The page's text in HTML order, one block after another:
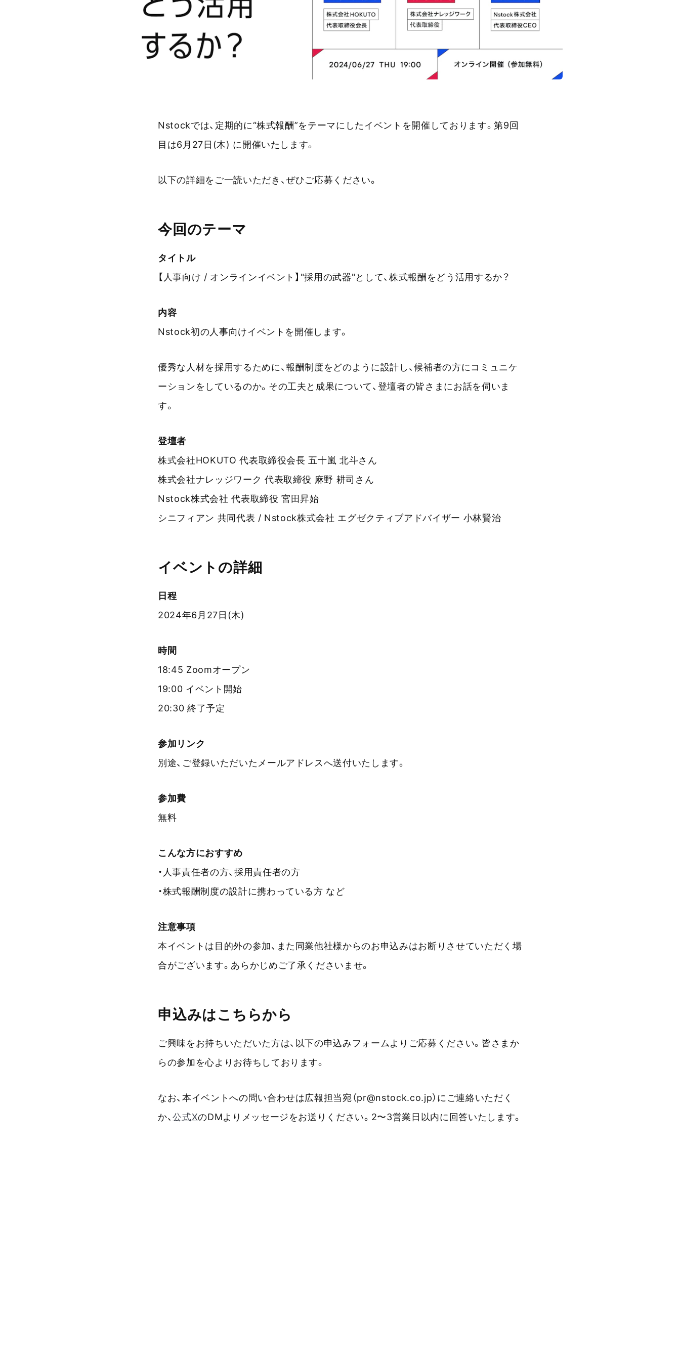
Nstockでは、定期的に“株式報酬”をテーマにしたイベントを開催しております。第9回
目は6月27日(木) に開催いたします。
以下の詳細をご一読いただき、ぜひご応募ください。
今回のテーマ
タイトル
【人事向け / オンラインイベント】"採用の武器"として、株式報酬をどう活用するか？
内容
Nstock初の人事向けイベントを開催します。
優秀な人材を採用するために、報酬制度をどのように設計し、候補者の方にコミュニケ
ーションをしているのか。その工夫と成果について、登壇者の皆さまにお話を伺いま
す。
登壇者
株式会社HOKUTO 代表取締役会長 五十嵐 北斗さん
株式会社ナレッジワーク 代表取締役 麻野 耕司さん
Nstock株式会社 代表取締役 宮田昇始
シニフィアン 共同代表 / Nstock株式会社 エグゼクティブアドバイザー 小林賢治
イベントの詳細
日程
2024年6月27日(木)
時間
18:45 Zoomオープン
19:00 イベント開始
20:30 終了予定
参加リンク
別途、ご登録いただいたメールアドレスへ送付いたします。
参加費
無料
こんな方におすすめ
・人事責任者の方、採用責任者の方
・株式報酬制度の設計に携わっている方 など
注意事項
本イベントは目的外の参加、また同業他社様からのお申込みはお断りさせていただく場
合がございます。あらかじめご了承くださいませ。
申込みはこちらから
ご興味をお持ちいただいた方は、以下の申込みフォームよりご応募ください。皆さまか
らの参加を心よりお待ちしております。
なお、本イベントへの問い合わせは広報担当宛（pr@nstock.co.jp）にご連絡いただく
か、公式XのDMよりメッセージをお送りください。2〜3営業日以内に回答いたします。